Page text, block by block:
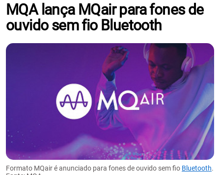
MQA lança MQair para fones de
ouvido sem fio Bluetooth
Formato MQair é anunciado para fones de ouvido sem fio Bluetooth.